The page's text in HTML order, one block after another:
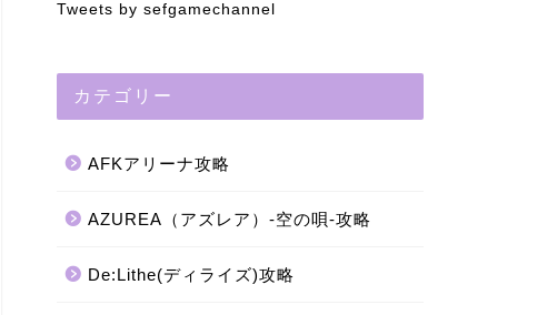
Tweets by sefgamechannel
カテゴリー
AFKアリーナ攻略
AZUREA（アズレア）-空の唄-攻略
De:Lithe(ディライズ)攻略